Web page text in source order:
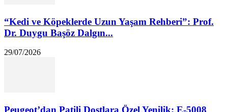
“Kedi ve Köpeklerde Uzun Yaşam Rehberi”: Prof.
Dr. Duygu Başöz Dalgın...
29/07/2026
Peugeot’dan Patili Dostlara Özel Yenilik: E-5008